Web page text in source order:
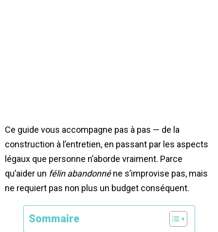
Ce guide vous accompagne pas à pas — de la
construction à l’entretien, en passant par les aspects
légaux que personne n’aborde vraiment. Parce
qu’aider un félin abandonnéne s’improvise pas, mais
ne requiert pas non plus un budget conséquent.
Sommaire